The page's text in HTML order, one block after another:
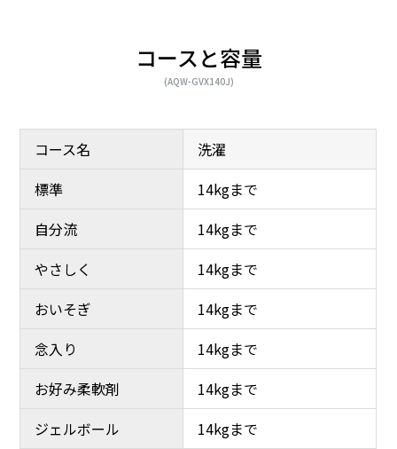
コースと容量
(AQW-GVX140J)
コース名
洗濯
標準
14kgまで
自分流
14kgまで
やさしく
14kgまで
おいそぎ
14kgまで
念入り
14kgまで
お好み柔軟剤
14kgまで
ジェルボール
14kgまで